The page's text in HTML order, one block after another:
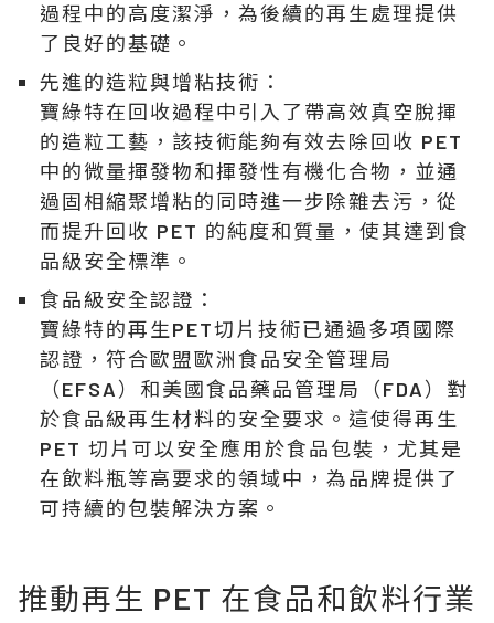
過程中的高度潔淨，為後續的再生處理提供
了良好的基礎。
先進的造粒與增粘技術：
寶綠特在回收過程中引入了帶高效真空脫揮
的造粒工藝，該技術能夠有效去除回收 PET
中的微量揮發物和揮發性有機化合物，並通
過固相縮聚增粘的同時進一步除雜去污，從
而提升回收 PET 的純度和質量，使其達到食
品級安全標準。
食品級安全認證：
寶綠特的再生PET切片技術已通過多項國際
認證，符合歐盟歐洲食品安全管理局
（EFSA）和美國食品藥品管理局（FDA）對
於食品級再生材料的安全要求。這使得再生
PET 切片可以安全應用於食品包裝，尤其是
在飲料瓶等高要求的領域中，為品牌提供了
可持續的包裝解決方案。
推動再生 PET 在食品和飲料行業